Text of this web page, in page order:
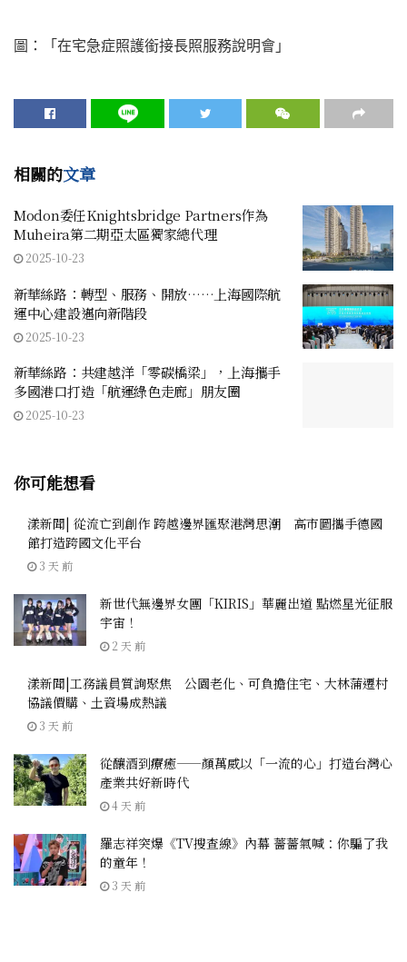
圖：「在宅急症照護銜接長照服務說明會」
相關的文章
Modon委任Knightsbridge Partners作為
Muheira第二期亞太區獨家總代理
2025-10-23
新華絲路：轉型、服務、開放……上海國際航
運中心建設邁向新階段
2025-10-23
新華絲路：共建越洋「零碳橋梁」，上海攜手
多國港口打造「航運綠色走廊」朋友圈
2025-10-23
你可能想看
漾新聞| 從流亡到創作 跨越邊界匯聚港灣思潮 高市圖攜手德國
館打造跨國文化平台
3 天 前
新世代無邊界女團「KIRIS」華麗出道 點燃星光征服
宇宙！
2 天 前
漾新聞|工務議員質詢聚焦 公園老化、可負擔住宅、大林蒲遷村
協議價購、土資場成熱議
3 天 前
從釀酒到療癒——顏萬威以「一流的心」打造台灣心
產業共好新時代
4 天 前
羅志祥突爆《TV搜查線》內幕 薔薔氣喊：你騙了我
的童年！
3 天 前